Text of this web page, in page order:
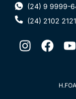
(24) 9 9999-
(24) 2102 2121